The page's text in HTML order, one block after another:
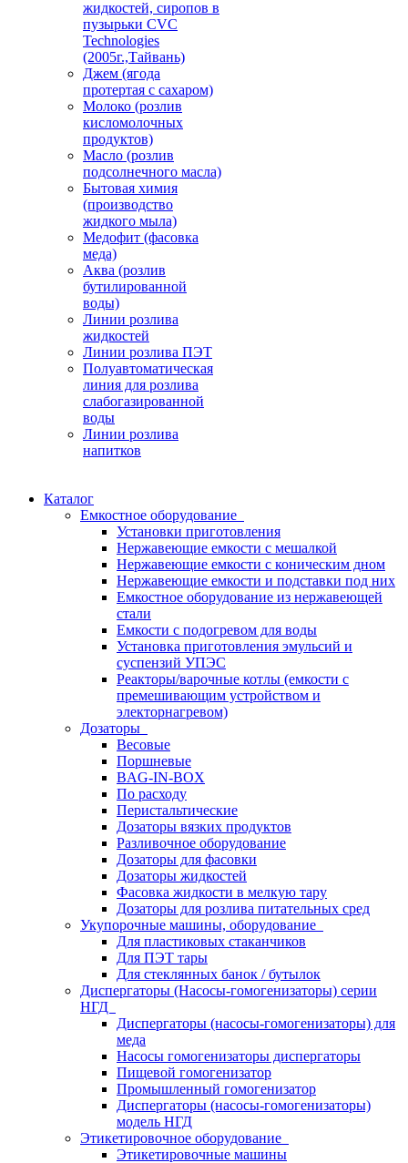
жидкостей, сиропов в
пузырьки CVC
Technologies
(2005г.,Тайвань)
Джем (ягода
протертая с сахаром)
Молоко (розлив
кисломолочных
продуктов)
Масло (розлив
подсолнечного масла)
Бытовая химия
(производство
жидкого мыла)
Медофит (фасовка
меда)
Аква (розлив
бутилированной
воды)
Линии розлива
жидкостей
Линии розлива ПЭТ
Полуавтоматическая
линия для розлива
слабогазированной
воды
Линии розлива
напитков
Каталог
Емкостное оборудование
Установки приготовления
Нержавеющие емкости с мешалкой
Нержавеющие емкости с коническим дном
Нержавеющие емкости и подставки под них
Емкостное оборудование из нержавеющей
стали
Емкости с подогревом для воды
Установка приготовления эмульсий и
суспензий УПЭС
Реакторы/варочные котлы (емкости с
премешивающим устройством и
электорнагревом)
Дозаторы
Весовые
Поршневые
BAG-IN-BOX
По расходу
Перистальтические
Дозаторы вязких продуктов
Разливочное оборудование
Дозаторы для фасовки
Дозаторы жидкостей
Фасовка жидкости в мелкую тару
Дозаторы для розлива питательных сред
Укупорочные машины, оборудование
Для пластиковых стаканчиков
Для ПЭТ тары
Для стеклянных банок / бутылок
Диспергаторы (Насосы-гомогенизаторы) серии
НГД
Диспергаторы (насосы-гомогенизаторы) для
меда
Насосы гомогенизаторы диспергаторы
Пищевой гомогенизатор
Промышленный гомогенизатор
Диспергаторы (насосы-гомогенизаторы)
модель НГД
Этикетировочное оборудование
Этикетировочные машины